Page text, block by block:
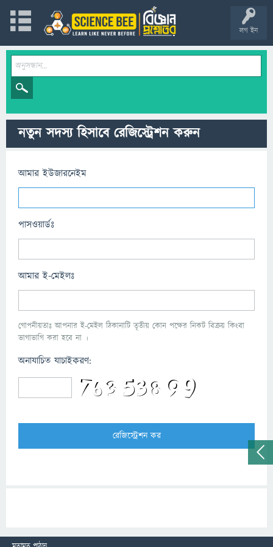
লগ ইন
নতুন সদস্য হিসাবে রেজিস্ট্রেশন করুন
আমার ইউজারনেইম
পাসওয়ার্ডঃ
আমার ই-মেইলঃ
গোপনীয়তাঃ আপনার ই-মেইল ঠিকানাটি তৃতীয় কোন পক্ষের নিকট বিক্রয় কিংবা
ভাগাভাগি করা হবে না ।
অনাযাচিত যাচাইকরণ: